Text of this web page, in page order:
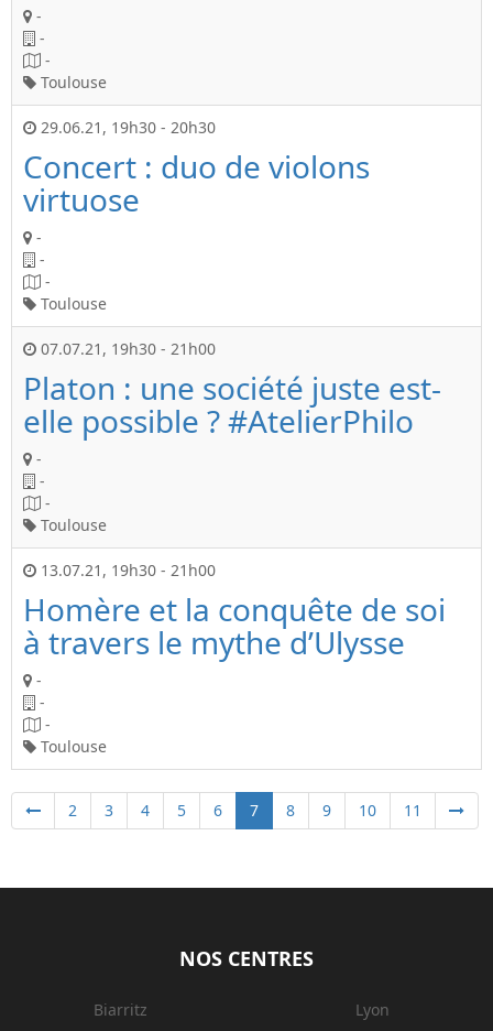
-
-
-
Toulouse
29.06.21 , 19h30 - 20h30
Concert : duo de violons
virtuose
-
-
-
Toulouse
07.07.21 , 19h30 - 21h00
Platon : une société juste est-
elle possible ? #AtelierPhilo
-
-
-
Toulouse
13.07.21 , 19h30 - 21h00
Homère et la conquête de soi
à travers le mythe d’Ulysse
-
-
-
Toulouse
2 3 4 5 6 7 8 9 10 11
NOS CENTRES
Biarritz
Lyon